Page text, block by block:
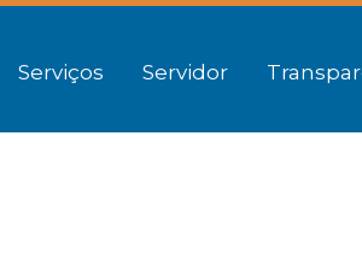
Serviços Servidor